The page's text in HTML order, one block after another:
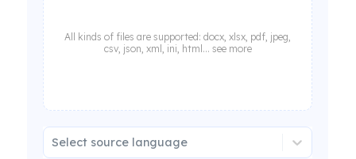
All kinds of files are supported: docx, xlsx, pdf, jpeg,
csv, json, xml, ini, html... see more
Select source language